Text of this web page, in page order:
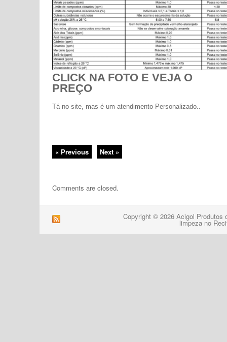
CLICK NA FOTO E VEJA O
PREÇO
Tá no site, mas é um atendimento Personalizado..
« Previous Next »
Comments are closed.
Copyright © 2026 Acigol Produtos
limpeza no